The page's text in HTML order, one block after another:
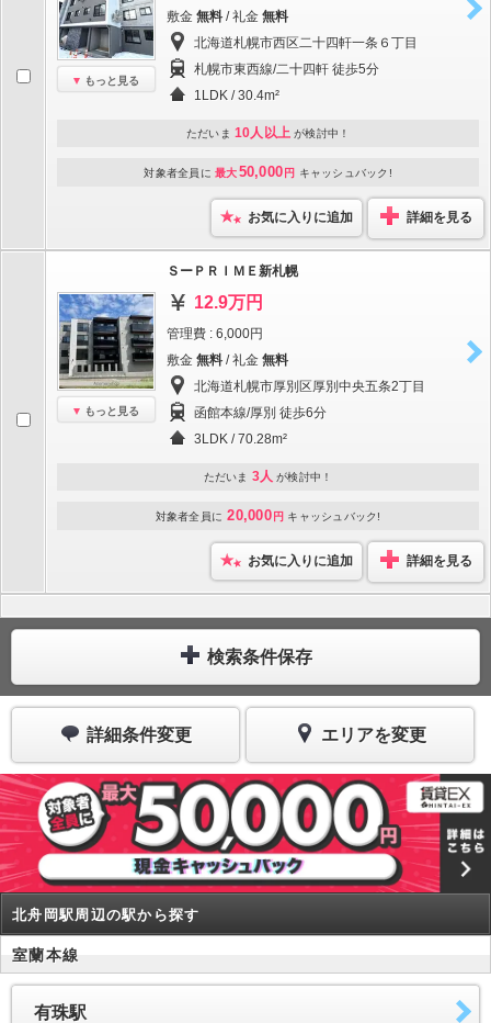
もっと見る
敷金 無料 / 礼金 無料
北海道札幌市西区二十四軒一条６丁目
札幌市東西線/二十四軒 徒歩5分
1LDK / 30.4m²
ただいま 10人以上 が検討中！
対象者全員に 最大50,000 円 キャッシュバック!
お気に入りに追加 詳細を見る
もっと見る
ＳーＰＲＩＭＥ新札幌
12.9万円
管理費 : 6,000円
敷金 無料 / 礼金 無料
北海道札幌市厚別区厚別中央五条2丁目
函館本線/厚別 徒歩6分
3LDK / 70.28m²
ただいま 3人 が検討中！
対象者全員に 20,000 円 キャッシュバック!
お気に入りに追加 詳細を見る
検索条件保存
詳細条件変更 エリアを変更
北舟岡駅周辺の駅から探す
室蘭本線
有珠駅